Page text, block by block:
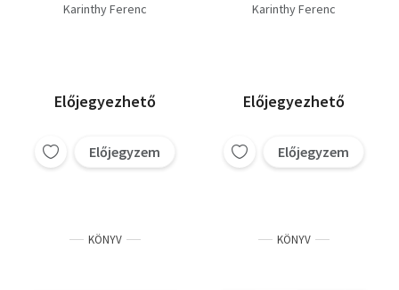
Karinthy Ferenc
Előjegyezhető
Előjegyzem
Karinthy Ferenc
Előjegyezhető
Előjegyzem
KÖNYV KÖNYV